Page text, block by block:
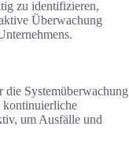
zu identifizieren,
Überwachung
Systemüberwachung
kontinuierliche
um Ausfälle und